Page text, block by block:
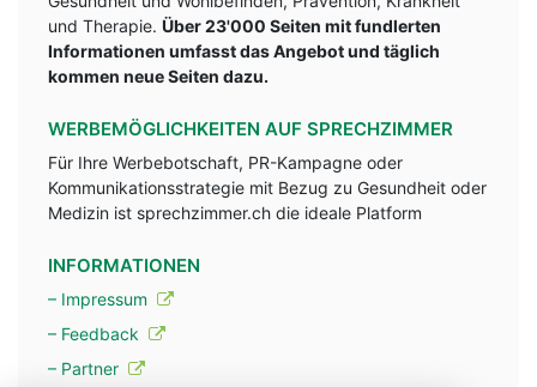
und Therapie. Über 23'000 Seiten mit fundlerten
Informationen umfasst das Angebot und täglich
kommen neue Seiten dazu.
WERBEMÖGLICHKEITEN AUF SPRECHZIMMER
Für Ihre Werbebotschaft, PR-Kampagne oder
Kommunikationsstrategie mit Bezug zu Gesundheit oder
Medizin ist sprechzimmer.ch die ideale Platform
INFORMATIONEN
– Impressum
– Feedback
– Partner